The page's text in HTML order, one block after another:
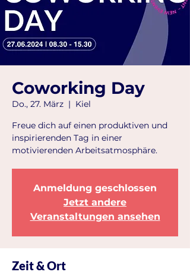
Coworking Day
Do., 27. März
  |
Kiel
Freue dich auf einen produktiven und
inspirierenden Tag in einer
motivierenden Arbeitsatmosphäre.
Anmeldung geschlossen
Jetzt andere
Veranstaltungen ansehen
Zeit & Ort